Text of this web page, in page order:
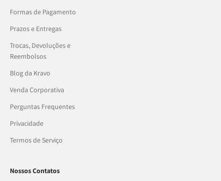
Formas de Pagamento
Prazos e Entregas
Trocas, Devoluções e
Reembolsos
Blog da Kravo
Venda Corporativa
Perguntas Frequentes
Privacidade
Termos de Serviço
Nossos Contatos